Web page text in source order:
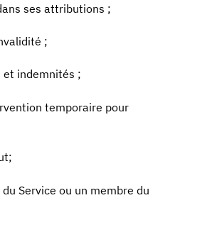
ses attributions ;
;
et indemnités ;
temporaire pour
Service ou un membre du